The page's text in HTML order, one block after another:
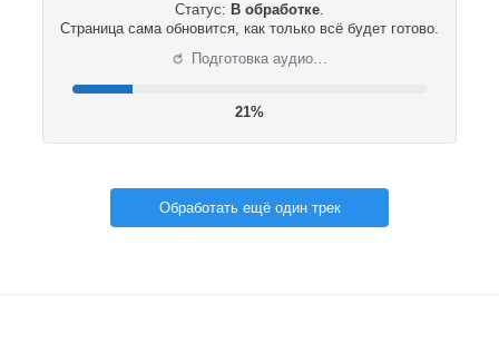
Статус: В обработке.
Страница сама обновится, как только всё будет готово.
⟳ Подготовка аудио…
21%
Обработать ещё один трек